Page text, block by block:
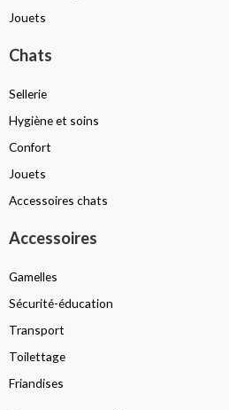
Jouets
Chats
Sellerie
Hygiène et soins
Confort
Jouets
Accessoires chats
Accessoires
Gamelles
Sécurité-éducation
Transport
Toilettage
Friandises